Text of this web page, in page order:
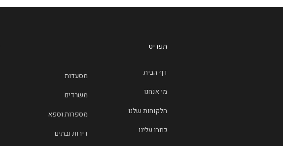
תפריט
דף הבית
מי אנחנו
הלקוחות שלנו
כתבו עלינו
מסעדות
משרדים
מספרות וספא
דירות ובתים